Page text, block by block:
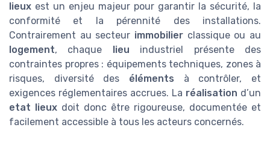
lieux est un enjeu majeur pour garantir la sécurité, la
conformité et la pérennité des installations.
Contrairement au secteur immobilier classique ou au
logement, chaque lieu industriel présente des
contraintes propres : équipements techniques, zones à
risques, diversité des éléments à contrôler, et
exigences réglementaires accrues. La réalisation d’un
etat lieux doit donc être rigoureuse, documentée et
facilement accessible à tous les acteurs concernés.